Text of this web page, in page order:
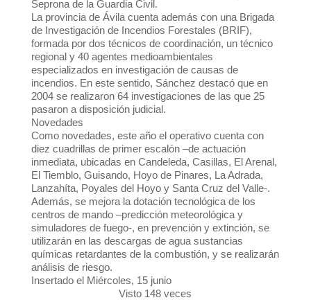
Seprona de la Guardia Civil.
La provincia de Ávila cuenta además con una Brigada
de Investigación de Incendios Forestales (BRIF),
formada por dos técnicos de coordinación, un técnico
regional y 40 agentes medioambientales
especializados en investigación de causas de
incendios. En este sentido, Sánchez destacó que en
2004 se realizaron 64 investigaciones de las que 25
pasaron a disposición judicial.
Novedades
Como novedades, este año el operativo cuenta con
diez cuadrillas de primer escalón –de actuación
inmediata, ubicadas en Candeleda, Casillas, El Arenal,
El Tiemblo, Guisando, Hoyo de Pinares, La Adrada,
Lanzahíta, Poyales del Hoyo y Santa Cruz del Valle-.
Además, se mejora la dotación tecnológica de los
centros de mando –predicción meteorológica y
simuladores de fuego-, en prevención y extinción, se
utilizarán en las descargas de agua sustancias
químicas retardantes de la combustión, y se realizarán
análisis de riesgo.
Insertado el Miércoles, 15 junio
Visto 148 veces